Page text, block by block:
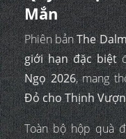
Mắn
Phiên bảnThe
giới hạn đặc biệt
Ngọ 2026, mang
Đỏ cho Thịnh
Toàn bộ hộp quà